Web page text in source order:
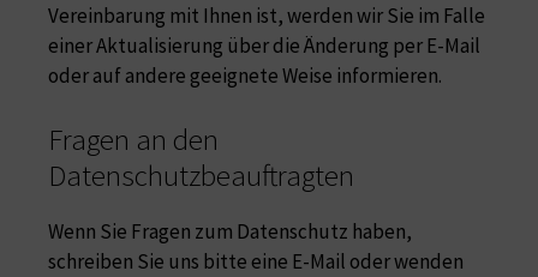
Vereinbarung mit Ihnen ist, werden wir Sie im Falle
einer Aktualisierung über die Änderung per E-Mail
oder auf andere geeignete Weise informieren.
Fragen an den
Datenschutzbeauftragten
Wenn Sie Fragen zum Datenschutz haben,
schreiben Sie uns bitte eine E-Mail oder wenden